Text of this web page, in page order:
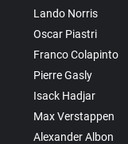
Lando Norris
Oscar Piastri
Franco Colapinto
Pierre Gasly
Isack Hadjar
Max Verstappen
Alexander Albon